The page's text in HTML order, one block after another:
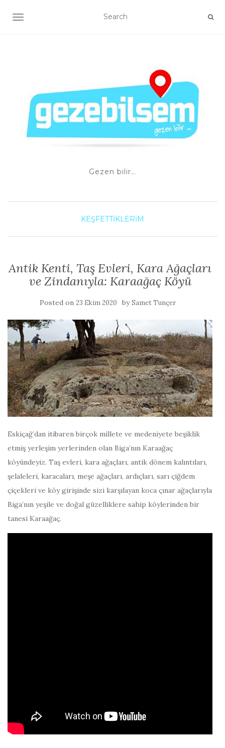
TOGGLE NAVIGATION
Gezen bilir…
KEŞFETTIKLERIM
Antik Kenti, Taş Evleri, Kara Ağaçları
ve Zindanıyla: Karaağaç Köyü
Posted on 23 Ekim 2020 bySamet Tunçer
Eskiçağ’dan itibaren birçok millete ve medeniyete beşiklik
etmiş yerleşim yerlerinden olan Biga’nın Karaağaç
köyündeyiz. Taş evleri, kara ağaçları, antik dönem kalıntıları,
şelaleleri, karacaları, meşe ağaçları, ardıçları, sarı çiğdem
çiçekleri ve köy girişinde sizi karşılayan koca çınar ağaçlarıyla
Biga’nın yeşile ve doğal güzelliklere sahip köylerinden bir
tanesi Karaağaç.